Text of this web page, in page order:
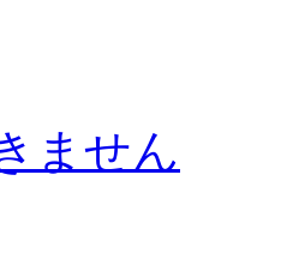
ません